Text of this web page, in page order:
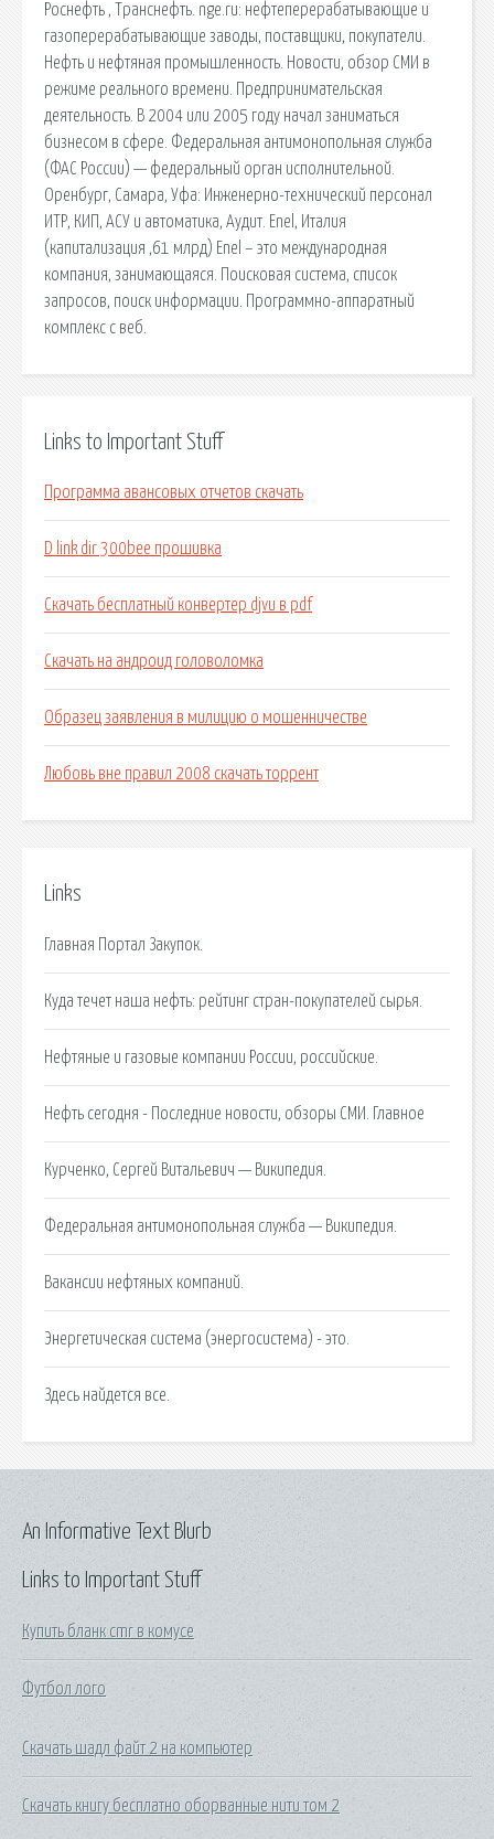
Роснефть , Транснефть. nge.ru: нефтеперерабатывающие и
газоперерабатывающие заводы, поставщики, покупатели.
Нефть и нефтяная промышленность. Новости, обзор СМИ в
режиме реального времени. Предпринимательская
деятельность. В 2004 или 2005 году начал заниматься
бизнесом в сфере. Федеральная антимонопольная служба
(ФАС России) — федеральный орган исполнительной.
Оренбург, Самара, Уфа: Инженерно-технический персонал
ИТР, КИП, АСУ и автоматика, Аудит. Enel, Италия
(капитализация ,61 млрд) Enel – это международная
компания, занимающаяся. Поисковая сиcтема, список
запросов, поиск информации. Программно-аппаратный
комплекс с веб.
Links to Important Stuff
Программа авансовых отчетов скачать
D link dir 300bee прошивка
Скачать бесплатный конвертер djvu в pdf
Скачать на андроид головоломка
Образец заявления в милицию о мошенничестве
Любовь вне правил 2008 скачать торрент
Links
Главная Портал Закупок.
Куда течет наша нефть: рейтинг стран-покупателей сырья.
Нефтяные и газовые компании России, российские.
Нефть сегодня - Последние новости, обзоры СМИ. Главное
Курченко, Сергей Витальевич — Википедия.
Федеральная антимонопольная служба — Википедия.
Вакансии нефтяных компаний.
Энергетическая система (энергосистема) - это.
Здесь найдется все.
Links to Important Stuff
Купить бланк cmr в комусе
Футбол лого
Скачать шадл файт 2 на компьютер
Скачать книгу бесплатно оборванные нити том 2
An Informative Text Blurb